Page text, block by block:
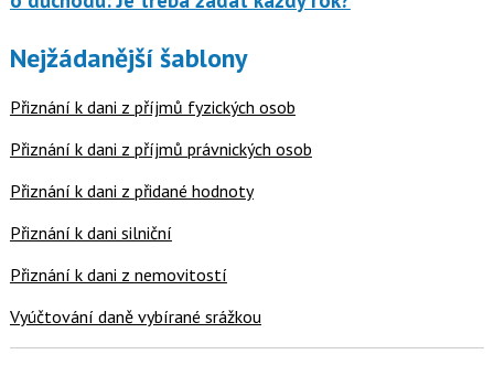
Nejžádanější šablony
Přiznání k dani z příjmů fyzických osob
Přiznání k dani z příjmů právnických osob
Přiznání k dani z přidané hodnoty
Přiznání k dani silniční
Přiznání k dani z nemovitostí
Vyúčtování daně vybírané srážkou